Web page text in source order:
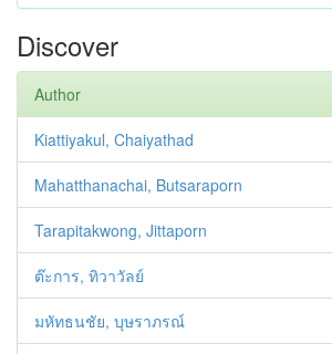
Discover
Author
Kiattiyakul, Chaiyathad
Mahatthanachai, Butsaraporn
Tarapitakwong, Jittaporn
ต๊ะการ, ทิวาวัลย์
มหัทธนชัย, บุษราภรณ์